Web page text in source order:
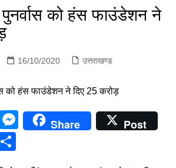
पुनर्वास को हंस फाउंडेशन ने
16/10/2020 उत्तराखण्ड
M
e
Share
Post
S
p
g